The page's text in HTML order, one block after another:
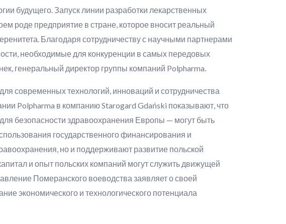
будущего. Запуск линии разработки лекарственных
роде предприятие в стране, которое вносит реальный
Благодаря сотрудничеству с научными партнерами
необходимые для конкуренции в самых передовых
генеральный директор группы компаний Polpharma.
современных технологий, инноваций и сотрудничества
Polpharma в компанию Starogard Gdański показывают, что
безопасности здравоохранения Европы — могут быть
государственного финансирования и
но и поддерживают развитие польской
и опыт польских компаний могут служить движущей
Померанского воеводства заявляет о своей
экономического и технологического потенциала